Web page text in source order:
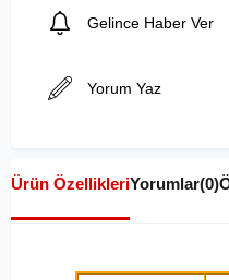
Gelince Haber Ver
Yorum Yaz
Ürün ÖzellikleriYorumlar(0)